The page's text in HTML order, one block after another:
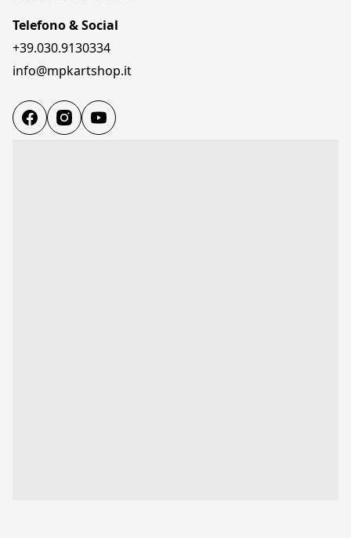
Telefono & Social
+39.030.9130334
info@mpkartshop.it